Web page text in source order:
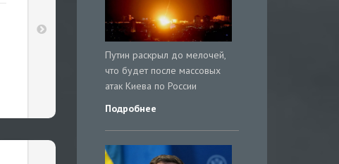
Путин раскрыл до мелочей,
что будет после массовых
атак Киева по России
Подробнее